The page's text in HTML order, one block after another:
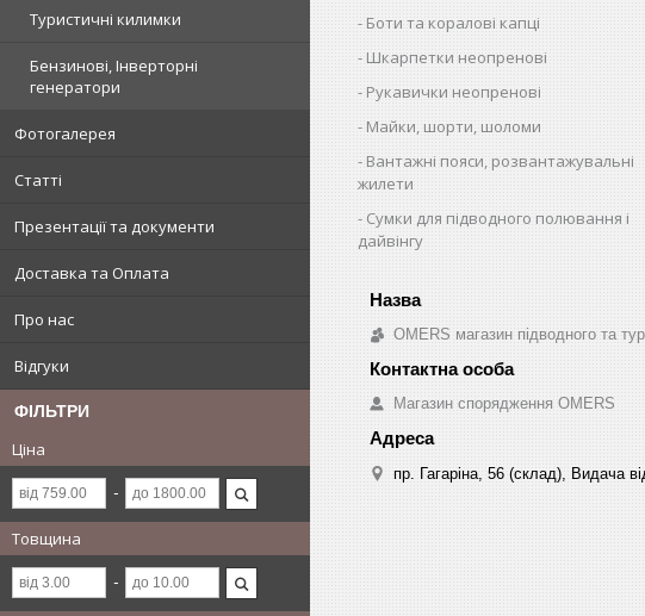
Туристичні килимки
Бензинові, Інверторні
генератори
Фотогалерея
Статті
Презентації та документи
Доставка та Оплата
Про нас
Відгуки
ФІЛЬТРИ
Ціна
Товщина
Боти та коралові капці
Шкарпетки неопренові
Рукавички неопренові
Майки, шорти, шоломи
Вантажні пояси, розвантажувальні
жилети
Сумки для підводного полювання і
дайвінгу
OMERS магазин підводного та
Магазин спорядження OMERS
пр. Гагаріна, 56 (склад), Видача